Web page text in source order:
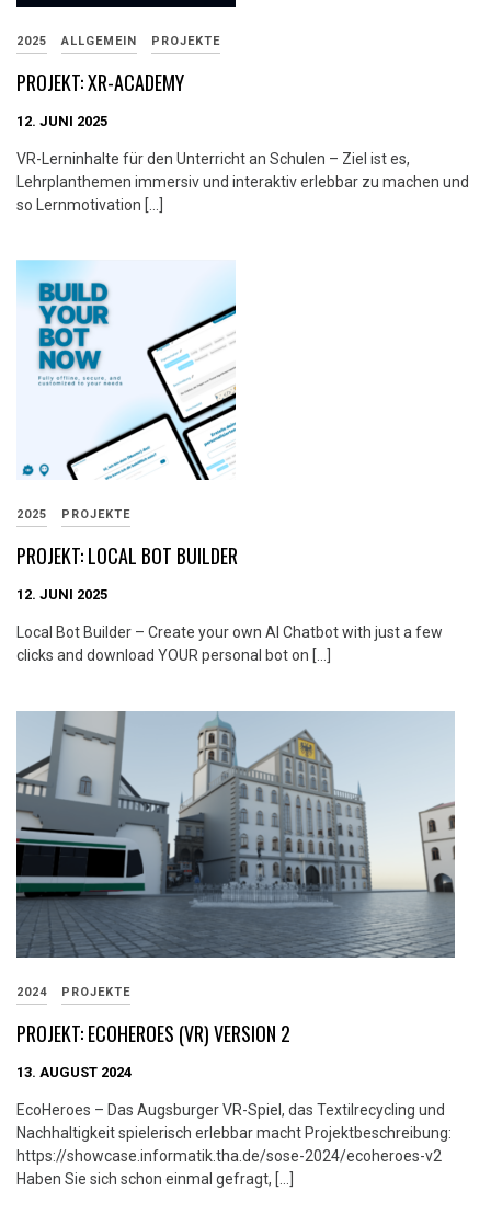
2025 ALLGEMEIN PROJEKTE
PROJEKT: XR-ACADEMY
12. JUNI 2025
VR-Lerninhalte für den Unterricht an Schulen – Ziel ist es,
Lehrplanthemen immersiv und interaktiv erlebbar zu machen und
so Lernmotivation […]
2025 PROJEKTE
PROJEKT: LOCAL BOT BUILDER
12. JUNI 2025
Local Bot Builder – Create your own AI Chatbot with just a few
clicks and download YOUR personal bot on […]
2024 PROJEKTE
PROJEKT: ECOHEROES (VR) VERSION 2
13. AUGUST 2024
EcoHeroes – Das Augsburger VR-Spiel, das Textilrecycling und
Nachhaltigkeit spielerisch erlebbar macht Projektbeschreibung:
https://showcase.informatik.tha.de/sose-2024/ecoheroes-v2
Haben Sie sich schon einmal gefragt, […]